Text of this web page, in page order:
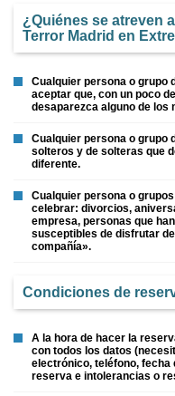
¿Quiénes se atreven
Terror Madrid en
Cualquier persona o grupo
aceptar que, con un poco
desaparezca alguno de los
Cualquier persona o grupo
solteros y de solteras que
diferente.
Cualquier persona o
celebrar: divorcios,
empresa, personas que
susceptibles de disfrutar
compañía».
Condiciones de
A la hora de hacer la
con todos los datos
electrónico, teléfono, fecha
reserva e intolerancias o